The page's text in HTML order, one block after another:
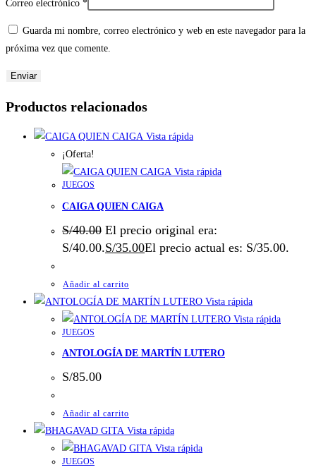
Correo electrónico *
Guarda mi nombre, correo electrónico y web en este navegador para la
próxima vez que comente.
Productos relacionados
Vista rápida
¡Oferta!
Vista rápida
JUEGOS
CAIGA QUIEN CAIGA
S/40.00 El precio original era:
S/40.00.S/35.00El precio actual es: S/35.00.
Añadir al carrito
Vista rápida
Vista rápida
JUEGOS
ANTOLOGÍA DE MARTÍN LUTERO
S/85.00
Añadir al carrito
Vista rápida
Vista rápida
JUEGOS